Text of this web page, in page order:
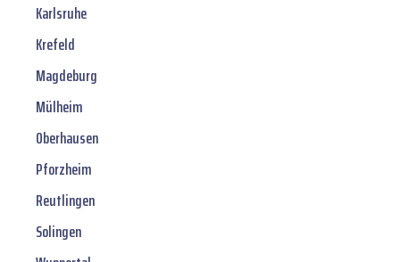
Karlsruhe
Krefeld
Magdeburg
Mülheim
Oberhausen
Pforzheim
Reutlingen
Solingen